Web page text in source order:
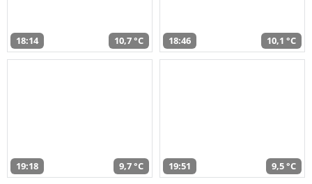
18:14 10,7 °C 18:46 10,1 °C
19:18 9,7 °C 19:51 9,5 °C